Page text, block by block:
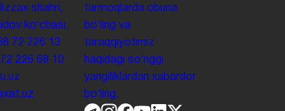
shahri,
koʻchasi,
72 226 13
226 68 10
tarmoqlarda obuna
boʻling va
taraqqiyotimiz
haqidagi soʻnggi
yangiliklardan xabardor
boʻling.